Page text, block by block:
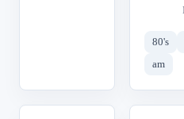
80's
am